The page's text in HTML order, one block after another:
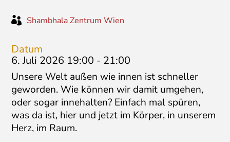
 Shambhala Zentrum Wien
Datum
6. Juli 2026 19:00 - 21:00
Unsere Welt außen wie innen ist schneller
geworden. Wie können wir damit umgehen,
oder sogar innehalten? Einfach mal spüren,
was da ist, hier und jetzt im Körper, in unserem
Herz, im Raum.